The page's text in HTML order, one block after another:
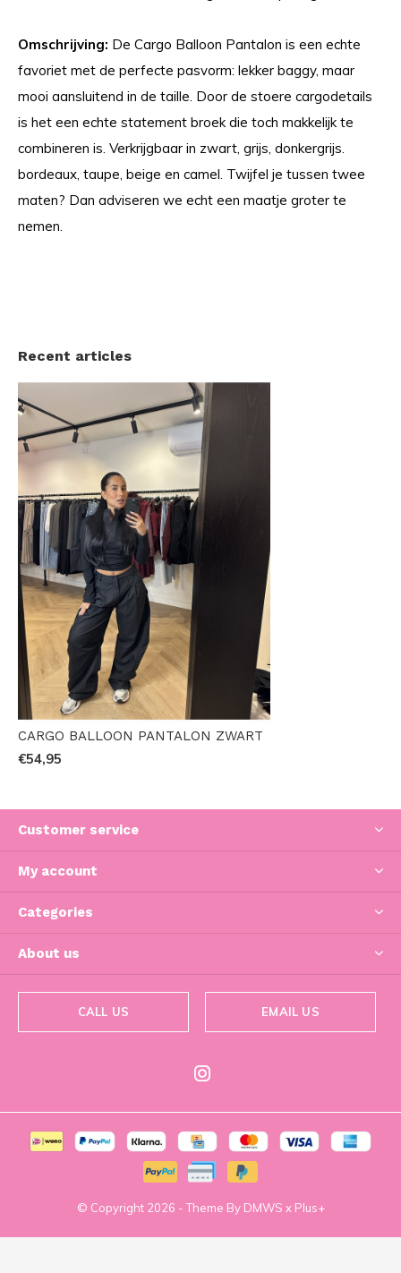
Omschrijving: De Cargo Balloon Pantalon is een echte
favoriet met de perfecte pasvorm: lekker baggy, maar
mooi aansluitend in de taille. Door de stoere cargodetails
is het een echte statement broek die toch makkelijk te
combineren is. Verkrijgbaar in zwart, grijs, donkergrijs.
bordeaux, taupe, beige en camel. Twijfel je tussen twee
maten? Dan adviseren we echt een maatje groter te
nemen.
Recent articles
CARGO BALLOON PANTALON ZWART
€54,95
Customer service
My account
Categories
About us
CALL US EMAIL US
© Copyright 2026 - Theme By DMWS x Plus+